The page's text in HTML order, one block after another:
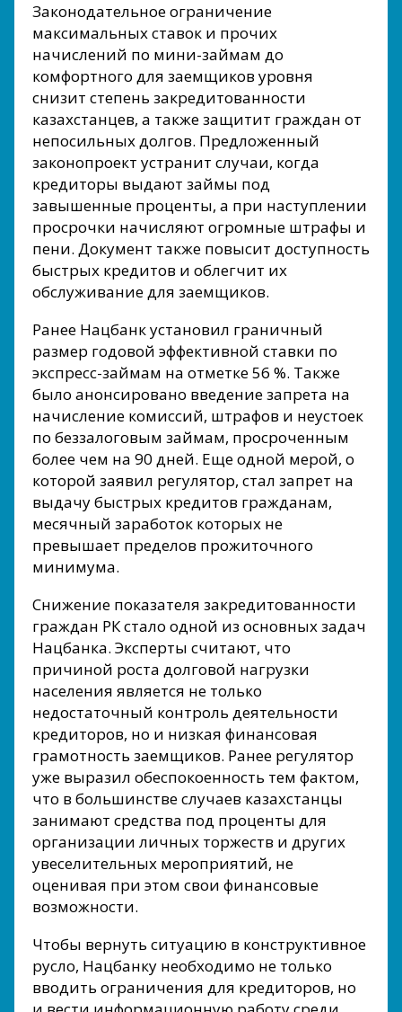
Законодательное ограничение
максимальных ставок и прочих
начислений по мини-займам до
комфортного для заемщиков уровня
снизит степень закредитованности
казахстанцев, а также защитит граждан от
непосильных долгов. Предложенный
законопроект устранит случаи, когда
кредиторы выдают займы под
завышенные проценты, а при наступлении
просрочки начисляют огромные штрафы и
пени. Документ также повысит доступность
быстрых кредитов и облегчит их
обслуживание для заемщиков.
Ранее Нацбанк установил граничный
размер годовой эффективной ставки по
экспресс-займам на отметке 56 %. Также
было анонсировано введение запрета на
начисление комиссий, штрафов и неустоек
по беззалоговым займам, просроченным
более чем на 90 дней. Еще одной мерой, о
которой заявил регулятор, стал запрет на
выдачу быстрых кредитов гражданам,
месячный заработок которых не
превышает пределов прожиточного
минимума.
Снижение показателя закредитованности
граждан РК стало одной из основных задач
Нацбанка. Эксперты считают, что
причиной роста долговой нагрузки
населения является не только
недостаточный контроль деятельности
кредиторов, но и низкая финансовая
грамотность заемщиков. Ранее регулятор
уже выразил обеспокоенность тем фактом,
что в большинстве случаев казахстанцы
занимают средства под проценты для
организации личных торжеств и других
увеселительных мероприятий, не
оценивая при этом свои финансовые
возможности.
Чтобы вернуть ситуацию в конструктивное
русло, Нацбанку необходимо не только
вводить ограничения для кредиторов, но